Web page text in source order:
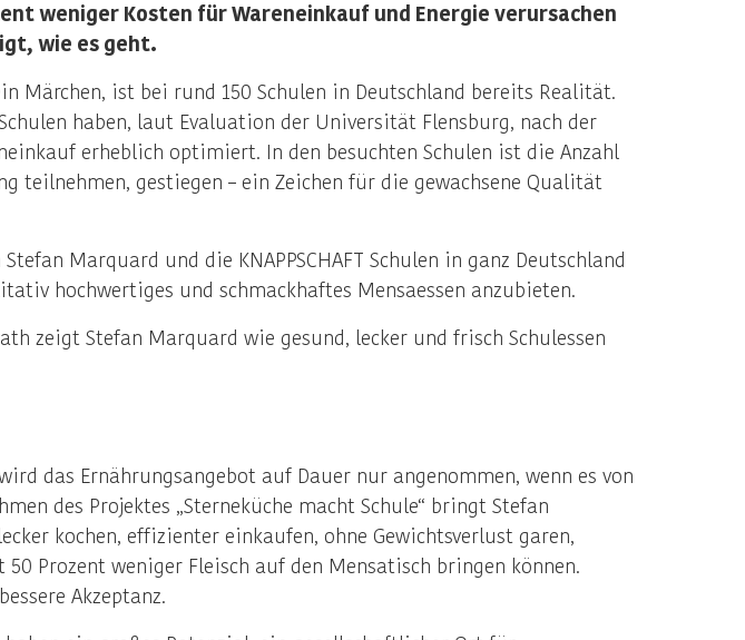
weniger Kosten für Wareneinkauf und Energie verursachen
wie es geht.
Märchen, ist bei rund 150 Schulen in Deutschland bereits Realität.
haben, laut Evaluation der Universität Flensburg, nach der
erheblich optimiert. In den besuchten Schulen ist die Anzahl
teilnehmen, gestiegen – ein Zeichen für die gewachsene Qualität
Marquard und die KNAPPSCHAFT Schulen in ganz Deutschland
hochwertiges und schmackhaftes Mensaessen anzubieten.
zeigt Stefan Marquard wie gesund, lecker und frisch Schulessen
das Ernährungsangebot auf Dauer nur angenommen, wenn es von
des Projektes „Sterneküche macht Schule“ bringt Stefan
kochen, effizienter einkaufen, ohne Gewichtsverlust garen,
Prozent weniger Fleisch auf den Mensatisch bringen können.
Akzeptanz.